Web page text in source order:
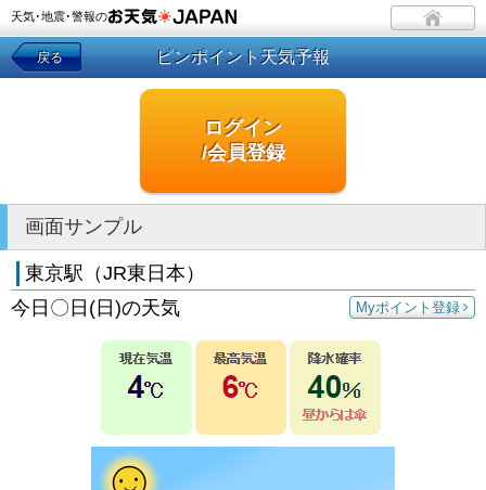
天気･地震･警報の
戻る ピンポイント天気予報
ログイン
/会員登録
画面サンプル
東京駅（JR東日本）
Myポイント登録
今日〇日(日)の天気